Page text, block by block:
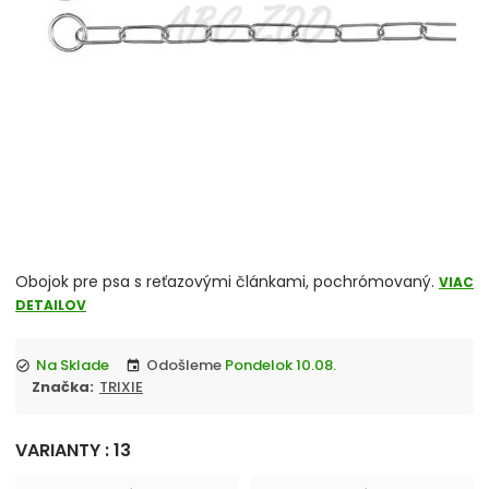
Vitamíny a liečivá
Pelechy chevron_right
Cestovanie so psom
Antiparazitiká pre psov
Obojok pre psa s reťazovými článkami, pochrómovaný. VIAC
DETAILOV
check_circle Na Sklade event Odošleme Pondelok 10.08.
Značka:
TRIXIE
VARIANTY : 13